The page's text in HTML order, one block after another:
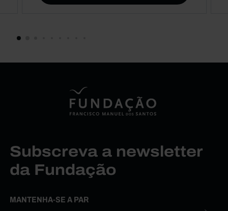
Subscreva a newsletter
da Fundação
MANTENHA-SE A PAR